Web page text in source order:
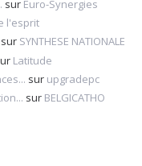
sur Euro-Synergies
l'esprit
sur SYNTHESE NATIONALE
Latitude
sur upgradepc
sur BELGICATHO